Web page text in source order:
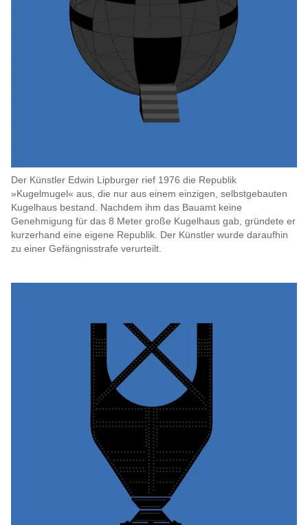
Der Künstler Edwin Lipburger rief 1976 die Republik
»Kugelmugel« aus, die nur aus einem einzigen, selbstgebauten
Kugelhaus bestand. Nachdem ihm das Bauamt keine
Genehmigung für das 8 Meter große Kugelhaus gab, gründete er
kurzerhand eine eigene Republik. Der Künstler wurde daraufhin
zu einer Gefängnisstrafe verurteilt.